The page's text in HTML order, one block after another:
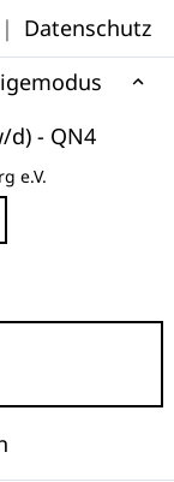
| Datenschutz
d) - QN4
e.V.